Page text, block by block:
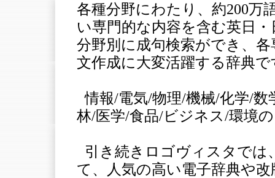
各種分野にわたり、約200万
い専門的な内容を含む英日
分野別に成句検索ができ、
文作成に大変活躍する辞典で
情報/電気/物理/機械/化学/
林/医学/食品/ビジネス/環境
引き続きロゴヴィスタでは
て、人気の高い電子辞典や